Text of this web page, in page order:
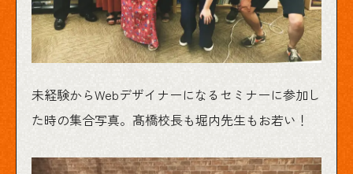
未経験からWebデザイナーになるセミナーに参加し
た時の集合写真。髙橋校長も堀内先生もお若い！